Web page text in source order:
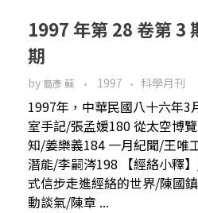
1997 年第 28 卷第 3
期
by 裔彥 蘇 1997 科學月刊
1997年，中華民國八十六年3
室手記/張孟媛180 從太空博
知/姜樂義184 一月紀聞/王唯
潛能/李嗣涔198 【經絡小釋
式信步走進經絡的世界/陳國
動談氣/陳章 ...